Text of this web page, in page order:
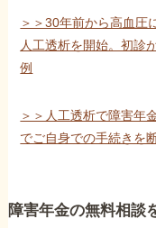
＞＞30年前から高血圧
人工透析を開始。初診
例
＞＞人工透析で障害年
でご自身での手続きを
障害年金の無料相談